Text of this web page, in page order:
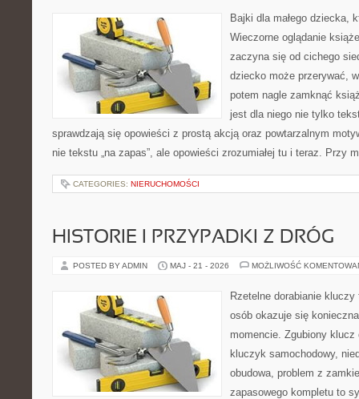
Bajki dla małego dziecka,
Wieczorne oglądanie
zaczyna się od cichego
dziecko może przerywać,
potem nagle zamknąć
jest dla niego nie tylko
sprawdzają się opowieści z prostą akcją oraz powtarzalnym
nie tekstu „na zapas”, ale opowieści zrozumiałej tu i teraz. Przy
CATEGORIES: NIERUCHOMOŚCI
HISTORIE I PRZYPADKI Z DRÓG
POSTED BY ADMIN MAJ - 21 - 2026 MOŻLIWOŚĆ
Rzetelne dorabianie
osób okazuje się
momencie. Zgubiony
kluczyk samochodowy,
obudowa, problem z
zapasowego kompletu to